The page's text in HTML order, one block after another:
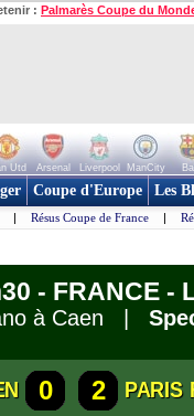
: Palmarès Coupe du
Utd Arsenal Liverpool ManCity
Coupe d'Europe Les
| Résus Coupe de France |
- FRANCE -
à Caen |
0 2
PARIS